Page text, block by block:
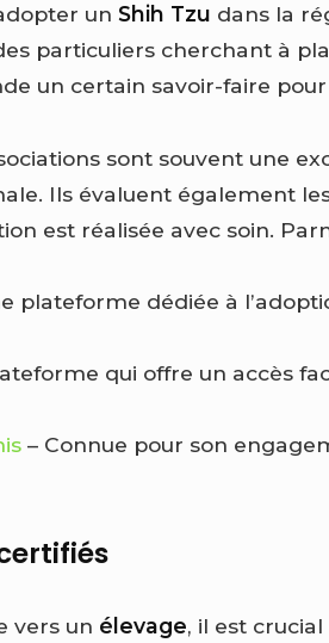
unShih Tzu dans la
particuliers cherchant à
un certain savoir-faire
sont souvent une
Ils évaluent également
est réalisée avec soin.
plateforme dédiée à
qui offre un accès
– Connue pour son
vers un élevage, il est